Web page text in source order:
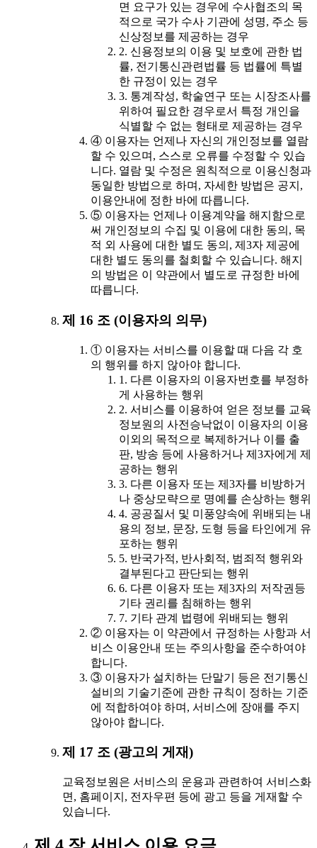
면 요구가 있는 경우에 수사협조의 목
적으로 국가 수사 기관에 성명, 주소 등
신상정보를 제공하는 경우
2. 신용정보의 이용 및 보호에 관한 법
률, 전기통신관련법률 등 법률에 특별
한 규정이 있는 경우
3. 통계작성, 학술연구 또는 시장조사를
위하여 필요한 경우로서 특정 개인을
식별할 수 없는 형태로 제공하는 경우
④ 이용자는 언제나 자신의 개인정보를 열람
할 수 있으며, 스스로 오류를 수정할 수 있습
니다. 열람 및 수정은 원칙적으로 이용신청과
동일한 방법으로 하며, 자세한 방법은 공지,
이용안내에 정한 바에 따릅니다.
⑤ 이용자는 언제나 이용계약을 해지함으로
써 개인정보의 수집 및 이용에 대한 동의, 목
적 외 사용에 대한 별도 동의, 제3자 제공에
대한 별도 동의를 철회할 수 있습니다. 해지
의 방법은 이 약관에서 별도로 규정한 바에
따릅니다.
제 16 조 (이용자의 의무)
① 이용자는 서비스를 이용할 때 다음 각 호
의 행위를 하지 않아야 합니다.
1. 다른 이용자의 이용자번호를 부정하
게 사용하는 행위
2. 서비스를 이용하여 얻은 정보를 교육
정보원의 사전승낙없이 이용자의 이용
이외의 목적으로 복제하거나 이를 출
판, 방송 등에 사용하거나 제3자에게 제
공하는 행위
3. 다른 이용자 또는 제3자를 비방하거
나 중상모략으로 명예를 손상하는 행위
4. 공공질서 및 미풍양속에 위배되는 내
용의 정보, 문장, 도형 등을 타인에게 유
포하는 행위
5. 반국가적, 반사회적, 범죄적 행위와
결부된다고 판단되는 행위
6. 다른 이용자 또는 제3자의 저작권등
기타 권리를 침해하는 행위
7. 기타 관계 법령에 위배되는 행위
② 이용자는 이 약관에서 규정하는 사항과 서
비스 이용안내 또는 주의사항을 준수하여야
합니다.
③ 이용자가 설치하는 단말기 등은 전기통신
설비의 기술기준에 관한 규칙이 정하는 기준
에 적합하여야 하며, 서비스에 장애를 주지
않아야 합니다.
제 17 조 (광고의 게재)
교육정보원은 서비스의 운용과 관련하여 서비스화
면, 홈페이지, 전자우편 등에 광고 등을 게재할 수
있습니다.